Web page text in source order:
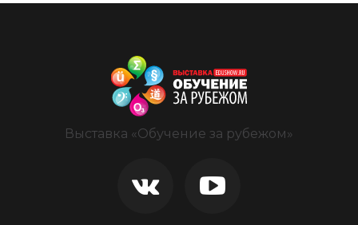
Выставка «Обучение за рубежом»